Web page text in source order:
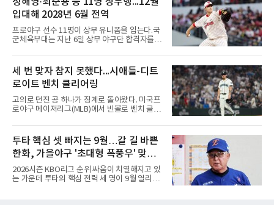
미국은 다르다고 조언했다.
나서 1볼넷 1득점을 기록했으나 이날은 끝내 더
그아웃을 벗어나지 못했다. 시즌 성적은 55경기
타율 0.208(106타수 22안타), 1홈런, 15타점이
다. 팀은 애리조나를 5-1로 꺾고 서부지구 2위와
1경기 차로 좁혔다.김하성의 상황은 더 어렵다.
다. 지난 4일 부상자명단(IL)에서 해제돼 복귀했
지만 주전 경쟁에서 밀려난
입대해 2028년 6월 전역
프로야구 선수 11명이 상무 유니폼을 입는다.국
군체육부대는 지난 6일 상무 야구단 합격자를
10개 구단에 확인한 결과, KIA 타이거즈에서는
핵심 불펜 정해영과 우완 한재승, 내야수 윤도현
이 합격했다. 롯데 자이언츠는 오른손 불펜 최준
용과 이민석, 내야수 이호준 세 명이 이름을 올
렸고, 삼성 라이온즈에서도 좌완 이승현과 외야
수 함수호, 내야수 심재훈이 통보를 받았다.두산
베어스 투수 최지강과 키움 히어로즈 외야수 원
스, kt wiz에서는 합격자가 나오지 않았다.이들
은 올해 12월 입대해 2028
세 번 맞자 참지 못했다...시애틀-디트
로이트 벤치 클리어링
고의로 던진 공 하나가 징계로 돌아왔다. 미국프
로야구 메이저리그(MLB)에서 빈볼로 벤치 클리
이저리그 사무국은 7일(한국시간) 시애틀 매리
너스 불펜 투수 게이브 스파이어에게 3경기, 댄
윌슨 감독에게 1경기 출장 금지 처분을 내렸다.
두 사람에게는 공개되지 않은 벌금도 부과됐다.
발단은 전날 경기였다. 미국 워싱턴주 시애틀 T
모바일 파크에서 열린 디트로이트 타이거스전 8
회초, 2사 후 등판한 스파이어가 글라이버 토레
투타 핵심 셋 빠지는 9월…갈 길 바쁜
한화, 가을야구 '초대형 폭풍우' 맞는
다?
2026시즌 KBO리그 순위 싸움이 치열해지고 있
는 가운데 투타의 핵심 전력 세 명이 9월 열리는